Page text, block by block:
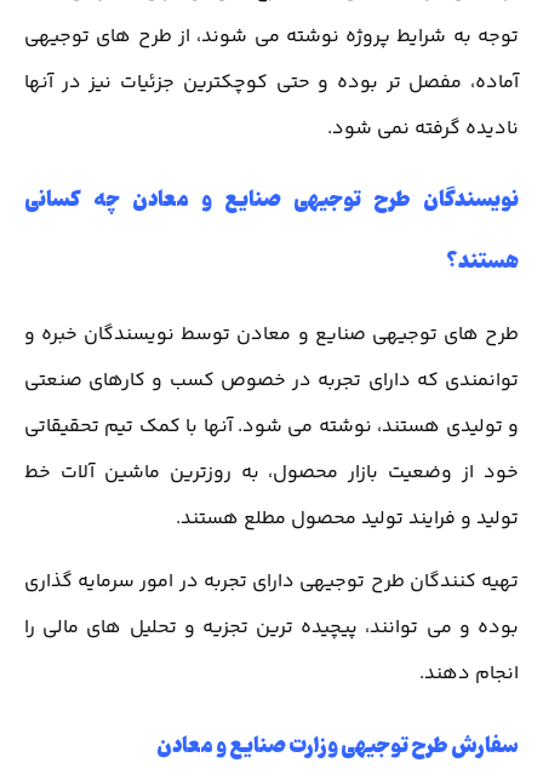
توجه به شرایط پروژه نوشته می شوند، از طرح های توجیهی
آماده، مفصل تر بوده و حتی کوچکترین جزئیات نیز در آنها
نادیده گرفته نمی شود.
نویسندگان طرح توجیهی صنایع و معادن چه کسانی
هستند؟
طرح های توجیهی صنایع و معادن توسط نویسندگان خبره و
توانمندی که دارای تجربه در خصوص کسب و کارهای صنعتی
و تولیدی هستند، نوشته می شود. آنها با کمک تیم تحقیقاتی
خود از وضعیت بازار محصول، به روزترین ماشین آلات خط
تولید و فرایند تولید محصول مطلع هستند.
تهیه کنندگان طرح توجیهی دارای تجربه در امور سرمایه گذاری
بوده و می توانند، پیچیده ترین تجزیه و تحلیل های مالی را
انجام دهند.
سفارش طرح توجیهی وزارت صنایع و معادن